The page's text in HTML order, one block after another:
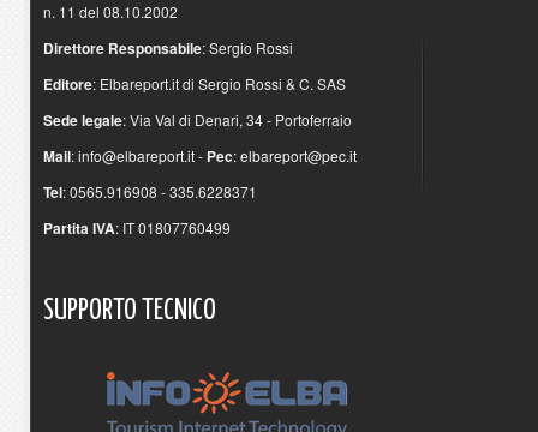
n. 11 del 08.10.2002
Direttore Responsabile: Sergio Rossi
Editore: Elbareport.it di Sergio Rossi & C. SAS
Sede legale: Via Val di Denari, 34 - Portoferraio
Mail:info@elbareport.it- Pec:elbareport@pec.it
Tel: 0565.916908 - 335.6228371
Partita IVA: IT 01807760499
SUPPORTO TECNICO